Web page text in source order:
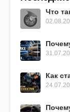
Что
Как